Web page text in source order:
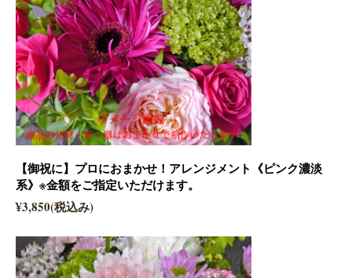
【御祝に】プロにおまかせ！アレンジメント《ピンク濃淡
系》※金額をご指定いただけます。
¥3,850(税込み)